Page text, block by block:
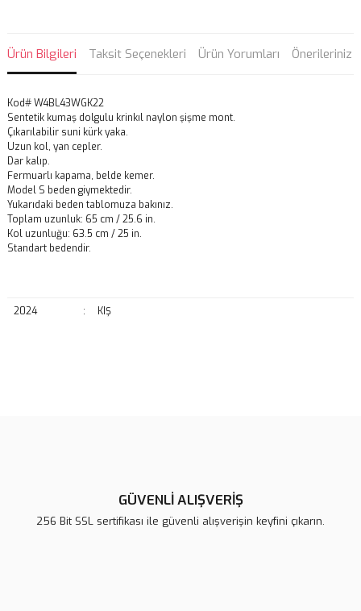
Ürün Bilgileri Taksit Seçenekleri Ürün Yorumları Önerileriniz
Kod# W4BL43WGK22
Sentetik kumaş dolgulu krinkıl naylon şişme mont.
Çıkarılabilir suni kürk yaka.
Uzun kol, yan cepler.
Dar kalıp.
Fermuarlı kapama, belde kemer.
Model S beden giymektedir.
Yukarıdaki beden tablomuza bakınız.
Toplam uzunluk: 65 cm / 25.6 in.
Kol uzunluğu: 63.5 cm / 25 in.
Standart bedendir.
2024 : KIŞ
Ürün açıklamasında eksik bilgiler bulunuyor.
GÜVENLİ ALIŞVERİŞ
256 Bit SSL sertifikası ile güvenli alışverişin keyfini çıkarın.